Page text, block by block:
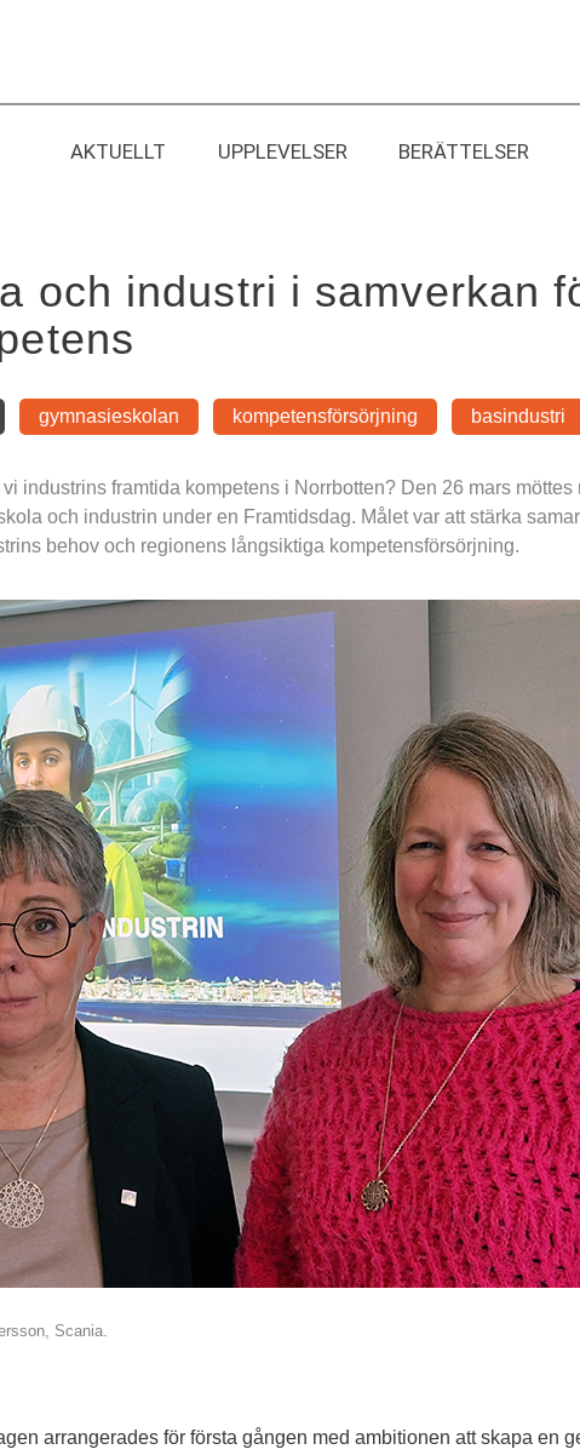
AKTUELLT UPPLEVELSER BERÄTTELSER
och industri i samverkan
gymnasieskolan kompetensförsörjning basindustri
vi industrins framtida kompetens i Norrbotten? Den 26 mars
och industrin under en Framtidsdag. Målet var att stärka
behov och regionens långsiktiga kompetensförsörjning.
Scania.
arrangerades för första gången med ambitionen att skapa en